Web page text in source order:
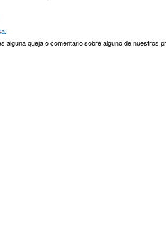
alguna queja o comentario sobre alguno de nuestros